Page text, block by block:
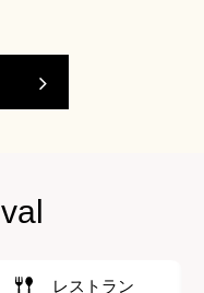
レストラン